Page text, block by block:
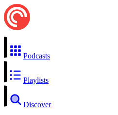
Podcasts
Playlists
Discover